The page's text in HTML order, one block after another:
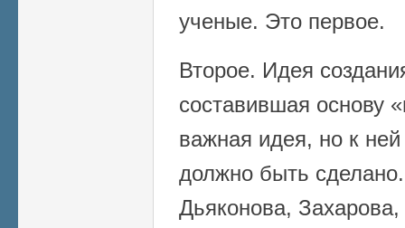
ученые. Это первое.
Второе. Идея
составившая основу
важная идея, но к
должно быть
Дьяконова,